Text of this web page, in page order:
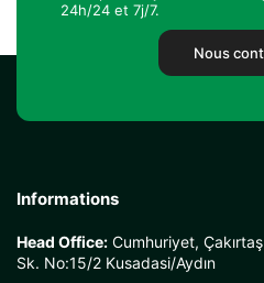
24h/24 et 7j/7.
Nous
Informations
Head Office: Cumhuriyet,
Sk. No:15/2 Kusadasi/Aydın